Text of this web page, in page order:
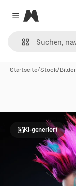
Close menu
Magnific
Startseite/Stock/Bilder
KI-generiert